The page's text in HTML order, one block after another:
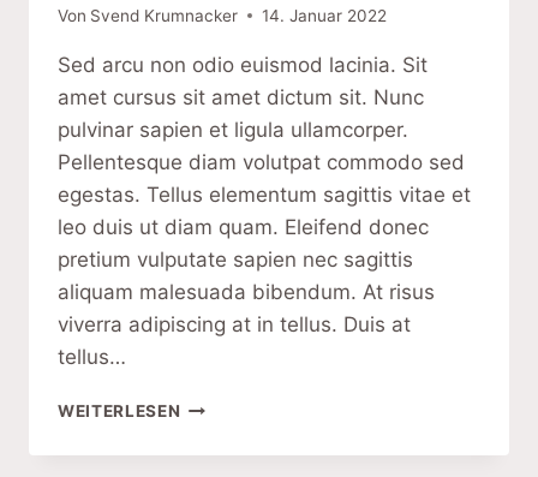
Von Svend Krumnacker 14. Januar 2022
Sed arcu non odio euismod lacinia. Sit
amet cursus sit amet dictum sit. Nunc
pulvinar sapien et ligula ullamcorper.
Pellentesque diam volutpat commodo sed
egestas. Tellus elementum sagittis vitae et
leo duis ut diam quam. Eleifend donec
pretium vulputate sapien nec sagittis
aliquam malesuada bibendum. At risus
viverra adipiscing at in tellus. Duis at
tellus…
WEITERLESEN SHUTTER
IN